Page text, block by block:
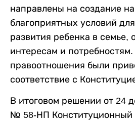
направлены на создание
благоприятных условий
развития ребенка в семье,
интересам и
правоотношения были
соответствие с
В итоговом решении от 24
№ 58-НП Конституционный